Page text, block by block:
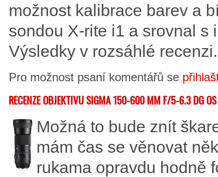
možnost kalibrace barev a
sondou X-rite i1 a srovnal s
Výsledky v rozsáhlé recenzi.
Pro možnost psaní komentářů se
RECENZE OBJEKTIVU SIGMA 150-600 MM F/5-6.3 DG
Možná to bude znít
mám čas se věnovat
rukama opravdu hodně